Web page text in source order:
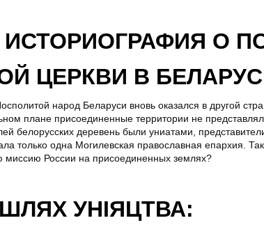
О
ЦЕРКВИ В
народ Беларуси вновь оказался в другой
плане присоединенные территории не
белорусских деревень были униатами,
только одна Могилевская православная епархия.
миссию России на присоединенных землях?
УНІЯЦТВА: